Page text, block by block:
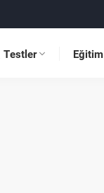
Testler Eğitim